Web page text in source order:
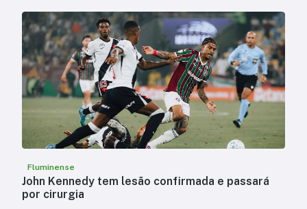
Fluminense
John Kennedy tem lesão confirmada e passará
por cirurgia